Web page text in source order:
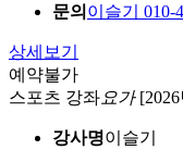
문의 이슬기 010-
상세보기
예약불가
스포츠 강좌 요가[2026
강사명이슬기